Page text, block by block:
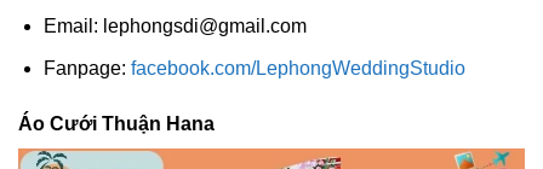
Email: lephongsdi@gmail.com
Fanpage: facebook.com/LephongWeddingStudio
Áo Cưới Thuận Hana